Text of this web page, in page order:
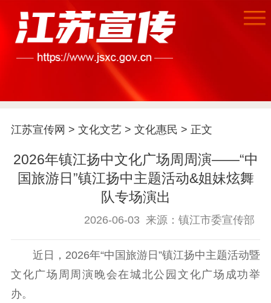
公示公告
信息公开制度
信息公开年度报
工作动态
江苏宣传网 > 文化文艺> 文化惠民 > 正文
2026年镇江扬中文化广场周周演——“中
国旅游日”镇江扬中主题活动&姐妹炫舞
队专场演出
2026-06-03 来源：镇江市委宣传部
近日，2026年“中国旅游日”镇江扬中主题活动暨
文化广场周周演晚会在城北公园文化广场成功举
办。